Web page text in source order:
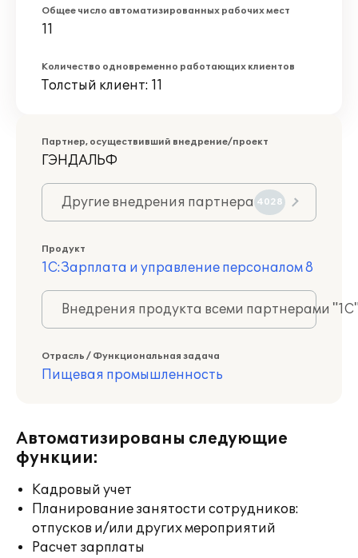
Общее число автоматизированных рабочих мест
11
Количество одновременно работающих клиентов
Толстый клиент: 11
Партнер, осуществивший внедрение/проект
ГЭНДАЛЬФ
Другие внедрения партнера 4028
Продукт
1С:Зарплата и управление персоналом 8
Внедрения продукта всеми партнерами
Отрасль / Функциональная задача
Пищевая промышленность
Автоматизированы следующие
функции:
Кадровый учет
Планирование занятости сотрудников:
отпусков и/или других мероприятий
Расчет зарплаты